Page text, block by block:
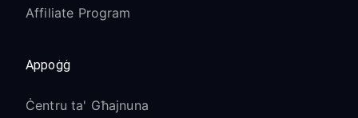
Affiliate Program
Appoġġ
Ċentru ta' Għajnuna